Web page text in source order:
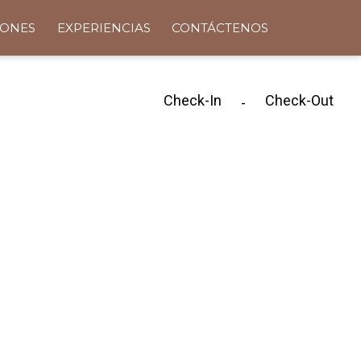
EXPERIENCIAS CONTÁCTENOS
Check-In - Check-Out